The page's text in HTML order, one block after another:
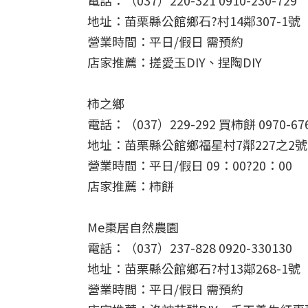
地址：苗栗縣公館鄉石?村14鄰307-1號
營業時間：平日/假日 需預約
店家推薦：搓愛玉DIY、捏陶DIY
柿之鄉
電話：（037）229-292 買柿餅 0970-
地址：苗栗縣公館鄉福星村7鄰227之2號
營業時間：平日/假日 09：00?20：00
店家推薦：柿餅
Me棗居自然農園
電話：（037）237-828 0920-330130
地址：苗栗縣公館鄉石?村13鄰268-1號
營業時間：平日/假日 需預約